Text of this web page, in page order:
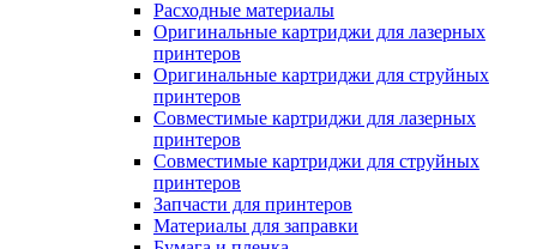
Расходные материалы
Оригинальные картриджи для лазерных
принтеров
Оригинальные картриджи для струйных
принтеров
Совместимые картриджи для лазерных
принтеров
Совместимые картриджи для струйных
принтеров
Запчасти для принтеров
Материалы для заправки